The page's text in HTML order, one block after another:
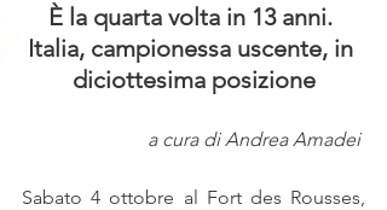
È la quarta volta in 13 anni.
Italia, campionessa uscente, in
diciottesima posizione
a cura di Andrea Amadei
Sabato 4 ottobre al Fort des Rousses,